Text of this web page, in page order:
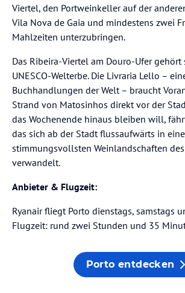
Viertel, den Portweinkeller auf der
Vila Nova de Gaia und mindestens zwei
Mahlzeiten unterzubringen.
Das Ribeira-Viertel am Douro-Ufer
UNESCO-Welterbe. Die Livraria Lello –
Buchhandlungen der Welt – braucht
Strand von Matosinhos direkt vor der
das Wochenende hinaus bleiben will,
das sich ab der Stadt flussaufwärts in
stimmungsvollsten Weinlandschaften
verwandelt.
Anbieter & Flugzeit:
Ryanair fliegt Porto dienstags, samstags
Flugzeit: rund zwei Stunden und 35
Porto entdecken